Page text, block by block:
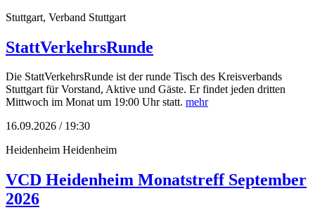
Stuttgart, Verband Stuttgart
StattVerkehrsRunde
Die StattVerkehrsRunde ist der runde Tisch des Kreisverbands
Stuttgart für Vorstand, Aktive und Gäste. Er findet jeden dritten
Mittwoch im Monat um 19:00 Uhr statt. mehr
16.09.2026 / 19:30
Heidenheim Heidenheim
VCD Heidenheim Monatstreff September
2026